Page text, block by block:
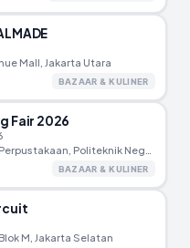
Mall, Jakarta Utara
BAZAAR & KULINER
Fair 2026
BAZAAR & KULINER
M, Jakarta Selatan